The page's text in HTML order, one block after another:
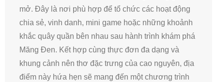
mở. Đây là nơi phù hợp để tổ chức các hoạt động
chia sẻ, vinh danh, mini game hoặc những khoảnh
khắc quây quần bên nhau sau hành trình khám phá
Măng Đen. Kết hợp cùng thực đơn đa dạng và
khung cảnh nên thơ đặc trưng của cao nguyên, địa
điểm này hứa hẹn sẽ mang đến một chương trình